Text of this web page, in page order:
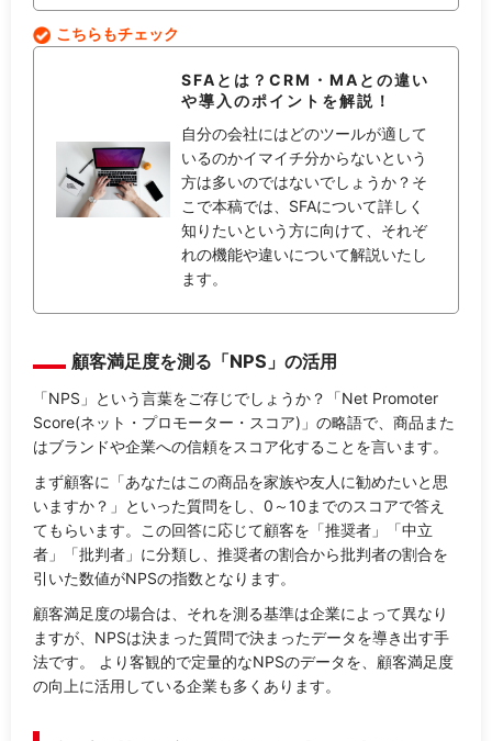
こちらもチェック
SFAとは？CRM・MAとの違い
や導入のポイントを解説！
自分の会社にはどのツールが適して
いるのかイマイチ分からないという
方は多いのではないでしょうか？そ
こで本稿では、SFAについて詳しく
知りたいという方に向けて、それぞ
れの機能や違いについて解説いたし
ます。
顧客満足度を測る「NPS」の活用
「NPS」という言葉をご存じでしょうか？「Net Promoter
Score(ネット・プロモーター・スコア)」の略語で、商品また
はブランドや企業への信頼をスコア化することを言います。
まず顧客に「あなたはこの商品を家族や友人に勧めたいと思
いますか？」といった質問をし、0～10までのスコアで答え
てもらいます。この回答に応じて顧客を「推奨者」「中立
者」「批判者」に分類し、推奨者の割合から批判者の割合を
引いた数値がNPSの指数となります。
顧客満足度の場合は、それを測る基準は企業によって異なり
ますが、NPSは決まった質問で決まったデータを導き出す手
法です。 より客観的で定量的なNPSのデータを、顧客満足度
の向上に活用している企業も多くあります。